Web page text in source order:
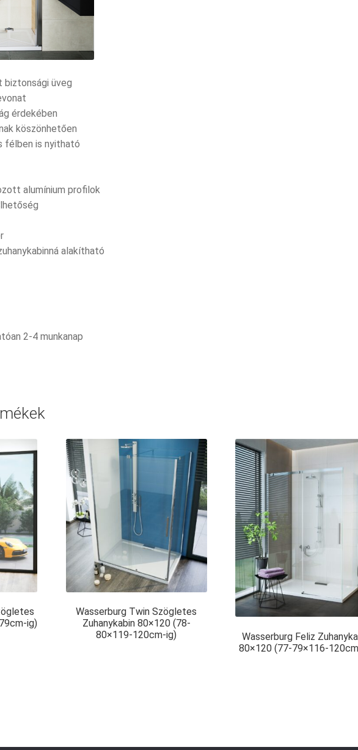
üveg
érdekében
köszönhetően
félben is nyitható
alumínium profilok
alakítható
2-4 munkanap
ig)
Wasserburg Twin Szögletes
Zuhanykabin 80×120 (78-
80×119-120cm-ig)
Wasserburg Feliz
80×120 (77-79×116-